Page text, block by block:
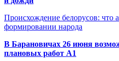
Происхождение белорусов: что
формировании народа
В Барановичах 26 июня
плановых работ A1